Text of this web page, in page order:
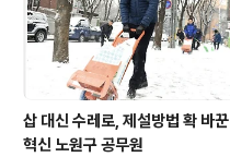
삽 대신 수레로, 제설방법 확 바꾼
혁신 노원구 공무원